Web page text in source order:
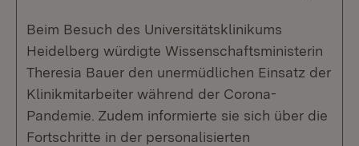
Beim Besuch des Universitätsklinikums
Heidelberg würdigte Wissenschaftsministerin
Theresia Bauer den unermüdlichen Einsatz der
Klinikmitarbeiter während der Corona-
Pandemie. Zudem informierte sie sich über die
Fortschritte in der personalisierten